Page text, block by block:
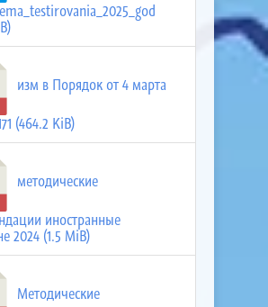
изм в Порядок от 4 марта
(464.2 KiB)
методические
иностранные
2024 (1.5 MiB)
Методические